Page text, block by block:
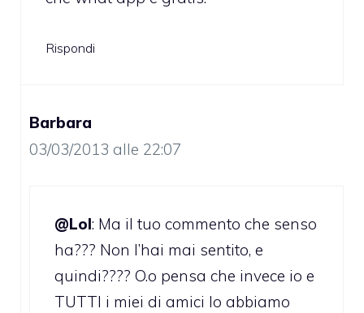
Rispondi
Barbara
03/03/2013 alle 22:07
@Lol: Ma il tuo commento che senso
ha??? Non l’hai mai sentito, e
quindi???? O.o pensa che invece io e
TUTTI i miei di amici lo abbiamo